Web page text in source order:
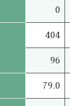
0
404
96
79.0